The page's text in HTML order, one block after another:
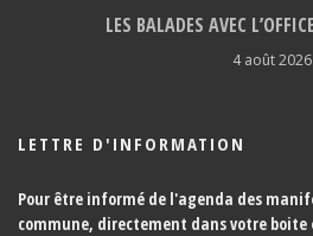
LES BALADES AVEC
4 août 2026
LETTRE D'INFORMATION
Pour être informé de l'agenda des
commune, directement dans votre boite